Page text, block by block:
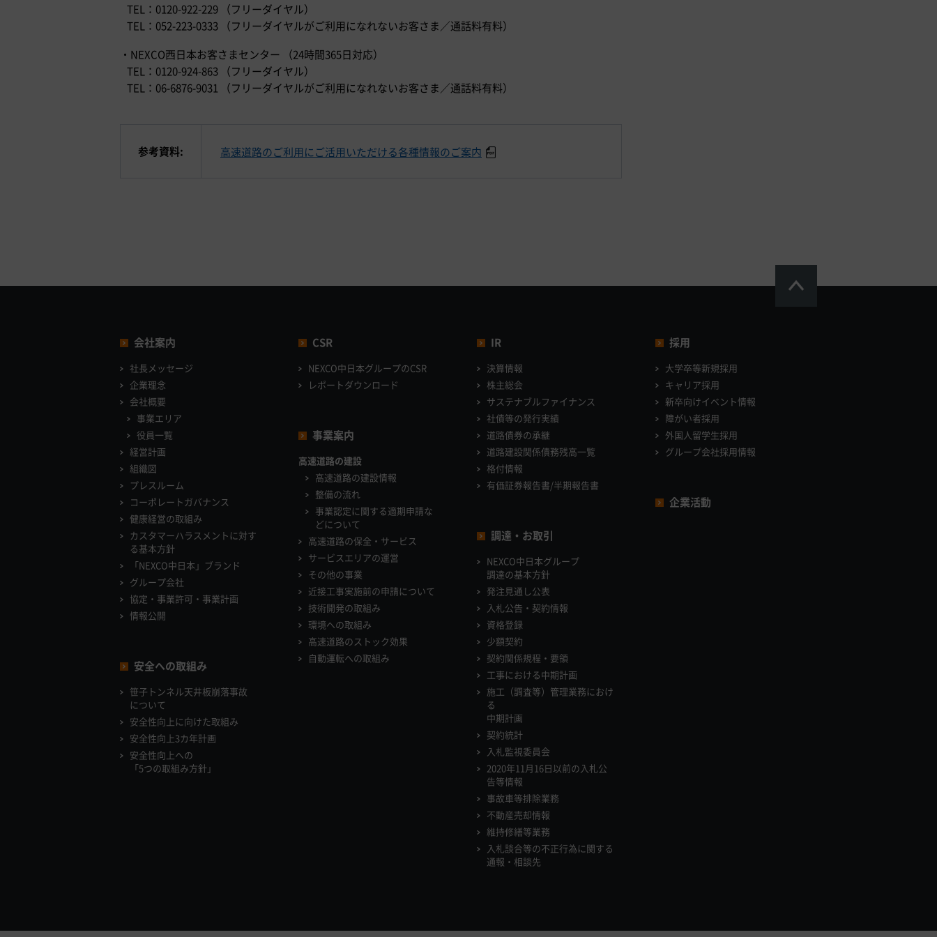
TEL：0120-922-229 （フリーダイヤル）
TEL：052-223-0333 （フリーダイヤルがご利用になれないお客さま／通話料有料）
・NEXCO西日本お客さまセンター （24時間365日対応）
TEL：0120-924-863 （フリーダイヤル）
TEL：06-6876-9031 （フリーダイヤルがご利用になれないお客さま／通話料有料）
参考資料: 高速道路のご利用にご活用いただける各種情報のご案内
会社案内
社長メッセージ
企業理念
会社概要
事業エリア
役員一覧
経営計画
組織図
プレスルーム
コーポレートガバナンス
健康経営の取組み
カスタマーハラスメントに対す
る基本方針
「NEXCO中日本」ブランド
グループ会社
協定・事業許可・事業計画
情報公開
安全への取組み
笹子トンネル天井板崩落事故
について
安全性向上に向けた取組み
安全性向上3カ年計画
安全性向上への
「5つの取組み方針」
CSR
NEXCO中日本グループのCSR
レポートダウンロード
事業案内
高速道路の建設
高速道路の建設情報
整備の流れ
事業認定に関する適期申請な
どについて
高速道路の保全・サービス
サービスエリアの運営
その他の事業
近接工事実施前の申請について
技術開発の取組み
環境への取組み
高速道路のストック効果
自動運転への取組み
IR
決算情報
株主総会
サステナブルファイナンス
社債等の発行実績
道路債券の承継
道路建設関係債務残高一覧
格付情報
有価証券報告書/半期報告書
調達・お取引
NEXCO中日本グループ
調達の基本方針
発注見通し公表
入札公告・契約情報
資格登録
少額契約
契約関係規程・要領
工事における中期計画
施工（調査等）管理業務におけ
る
中期計画
契約統計
入札監視委員会
2020年11月16日以前の入札公
告等情報
事故車等排除業務
不動産売却情報
維持修繕等業務
入札談合等の不正行為に関する
通報・相談先
採用
大学卒等新規採用
キャリア採用
新卒向けイベント情報
障がい者採用
外国人留学生採用
グループ会社採用情報
企業活動